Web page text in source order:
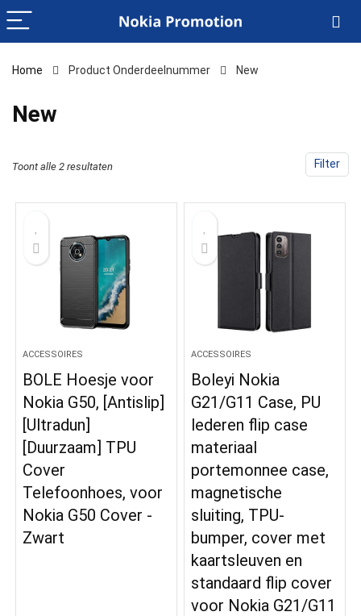
Home Product Onderdeelnummer ‎New
‎New
Filter
Toont alle 2 resultaten
ACCESSOIRES
BOLE Hoesje voor
Nokia G50, [Antislip]
[Ultradun]
[Duurzaam] TPU
Cover
Telefoonhoes, voor
Nokia G50 Cover -
Zwart
ACCESSOIRES
Boleyi Nokia
G21/G11 Case, PU
lederen flip case
materiaal
portemonnee case,
magnetische
sluiting, TPU-
bumper, cover met
kaartsleuven en
standaard flip cover
voor Nokia G21/G11